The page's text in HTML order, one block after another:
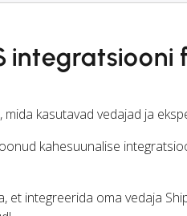
integratsiooni
kasutavad vedajad ja
kahesuunalise
et integreerida oma vedaja